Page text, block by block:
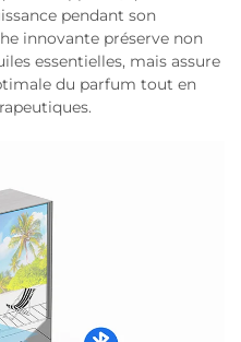
pendant son
innovante préserve non
essentielles, mais assure
du parfum tout en